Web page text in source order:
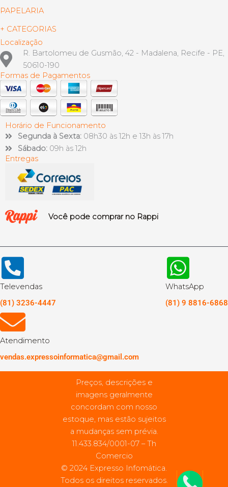
PAPELARIA
+ CATEGORIAS
Localização
R. Bartolomeu de Gusmão, 42 - Madalena, Recife - PE,
50610-190
Formas de Pagamentos
Horário de Funcionamento
Segunda à Sexta: 08h30 às 12h e 13h às 17h
Sábado: 09h às 12h
Entregas
Você pode comprar no Rappi
Televendas
(81) 3236-4447
WhatsApp
(81) 9 8816-6868
Atendimento
vendas.expressoinformatica@gmail.com
Preços, descrições e
imagens geralmente
concordam com nosso
estoque, mas estão sujeitos
a mudanças sem prévia.
11.433.834/0001-07 – Th
Comercio
© 2024 Expresso Infomática.
Todos os direitos reservados.